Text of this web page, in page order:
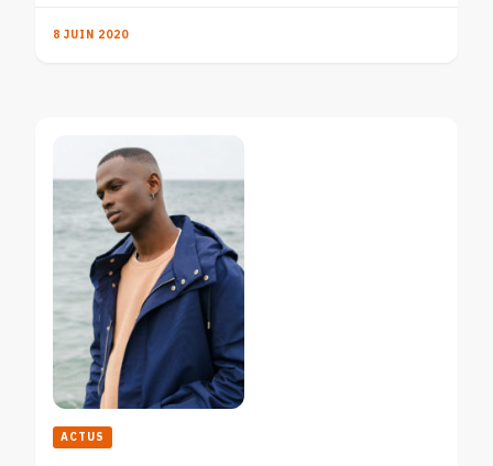
8 JUIN 2020
ACTUS